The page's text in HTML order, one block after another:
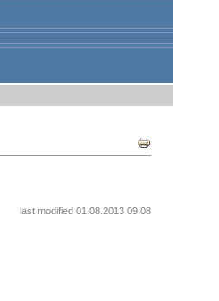
Document
Actions
last modified 01.08.2013 09:08